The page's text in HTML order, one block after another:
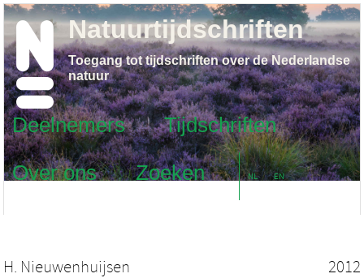
Deelnemers
Tijdschriften
Over ons
Zoeken NL EN
Natuurtijdschriften
Toegang tot tijdschriften over de Nederlandse
natuur
H. Nieuwenhuijsen 2012